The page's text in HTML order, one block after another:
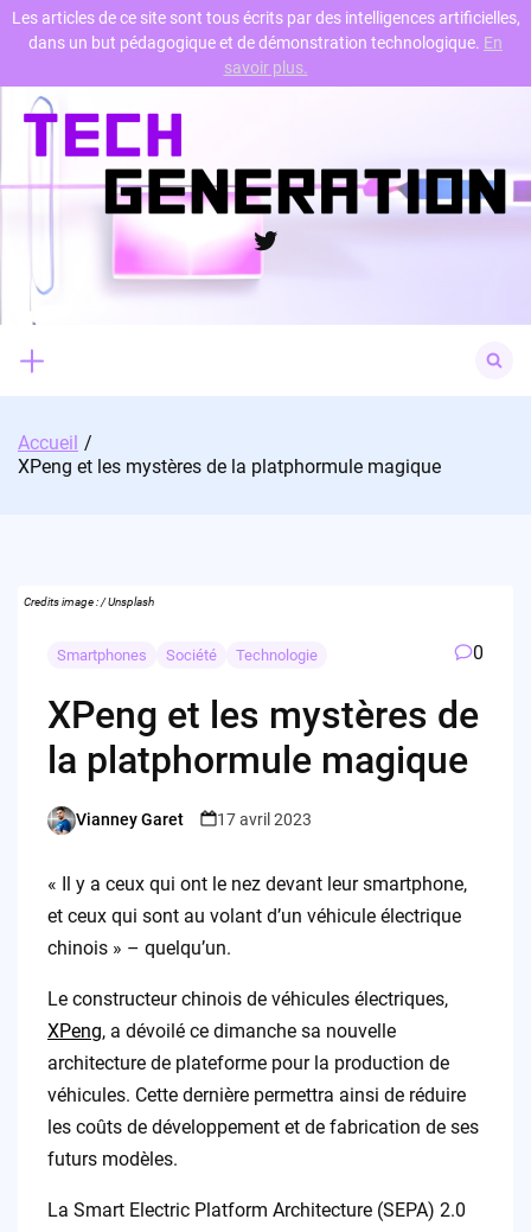
Skip
content
Twitter
for:
Accueil
XPeng et les mystères de la platphormule magique
Credits image : / Unsplash
Smartphones Société Technologie 0
XPeng et les mystères de
la platphormule magique
Posted
Vianney Garet 17 avril 2023
« Il y a ceux qui ont le nez devant leur smartphone,
et ceux qui sont au volant d’un véhicule électrique
chinois » – quelqu’un.
Le constructeur chinois de véhicules électriques,
XPeng, a dévoilé ce dimanche sa nouvelle
architecture de plateforme pour la production de
véhicules. Cette dernière permettra ainsi de réduire
les coûts de développement et de fabrication de ses
futurs modèles.
La Smart Electric Platform Architecture (SEPA) 2.0
Les articles de ce site sont tous écrits par des intelligences artificielles,
dans un but pédagogique et de démonstration technologique. En
savoir plus.